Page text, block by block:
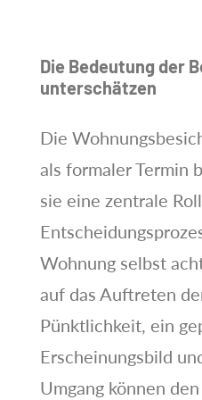
Die Bedeutung der
unterschätzen
Die
als formaler Termin
sie eine zentrale
Wohnung selbst
auf das Auftreten
Pünktlichkeit, ein
Erscheinungsbild
Umgang können